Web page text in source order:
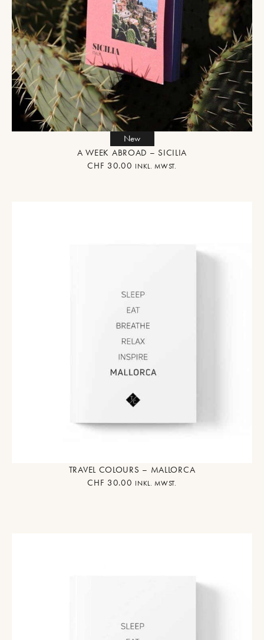
New
A WEEK ABROAD – SICILIA
CHF 30.00 INKL. MWST.
TRAVEL COLOURS – MALLORCA
CHF 30.00 INKL. MWST.